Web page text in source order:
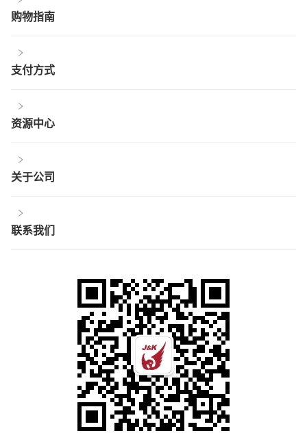
购物指南
支付方式
资源中心
关于公司
联系我们